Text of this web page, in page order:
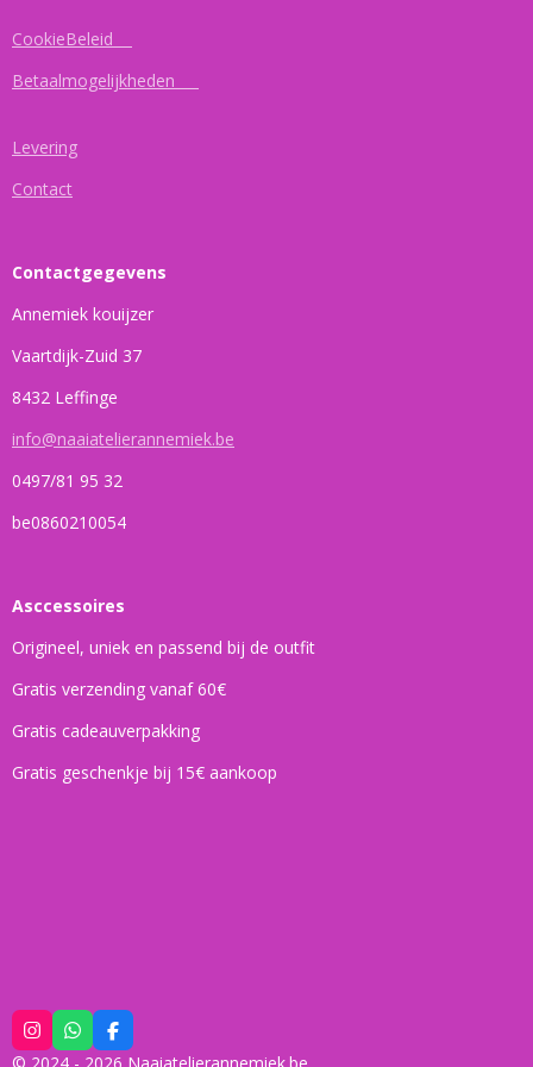
CookieBeleid
Betaalmogelijkheden
Levering
Contact
Contactgegevens
Annemiek kouijzer
Vaartdijk-Zuid 37
8432 Leffinge
info@naaiatelierannemiek.be
0497/81 95 32
be0860210054
Asccessoires
Origineel, uniek en passend bij de outfit
Gratis verzending vanaf 60€
Gratis cadeauverpakking
Gratis geschenkje bij 15€ aankoop
I
n
W
h
F
a